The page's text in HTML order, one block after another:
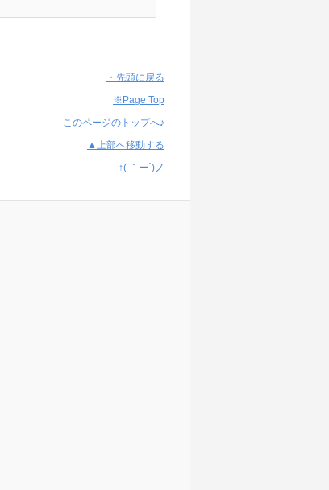
・先頭に戻る
※Page Top
このページのトップへ♪
▲上部へ移動する
↑( ｀ー´)ノ